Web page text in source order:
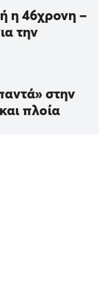
η 46χρονη –
την
στην
πλοία